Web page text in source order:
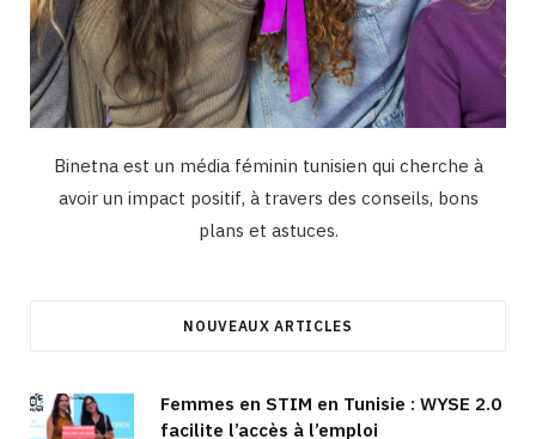
Binetna est un média féminin tunisien qui cherche à
avoir un impact positif, à travers des conseils, bons
plans et astuces.
NOUVEAUX ARTICLES
Femmes en STIM en Tunisie : WYSE 2.0
facilite l’accès à l’emploi